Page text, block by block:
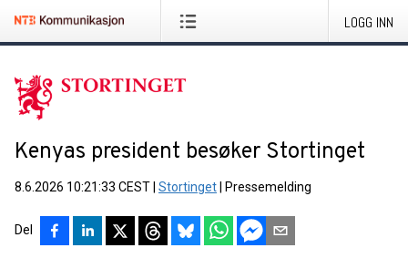
LOGG INN
Kenyas president besøker Stortinget
8.6.2026 10:21:33 CEST Stortinget Pressemelding
Del